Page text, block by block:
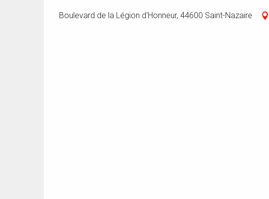
Boulevard de la Légion d'Honneur, 44600 Saint-Nazaire